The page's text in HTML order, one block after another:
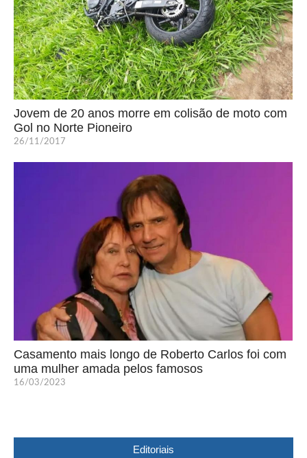
Jovem de 20 anos morre em colisão de moto com
Gol no Norte Pioneiro
26/11/2017
Casamento mais longo de Roberto Carlos foi com
uma mulher amada pelos famosos
16/03/2023
Editoriais